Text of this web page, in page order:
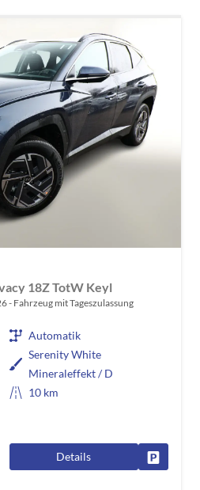
18Z TotW Keyl
Fahrzeug mit Tageszulassung
Automatik
Serenity White
Mineraleffekt / D
10 km
Details